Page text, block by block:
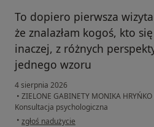
To dopiero pierwsza
że znalazłam kogoś, kto
inaczej, z różnych
jednego wzoru
4 sierpnia 2026
• ZIELONE GABINETY MONIKA HRYŃKO
Konsultacja psychologiczna
• w opinii użytkownika PN
zgłoś nadużycie